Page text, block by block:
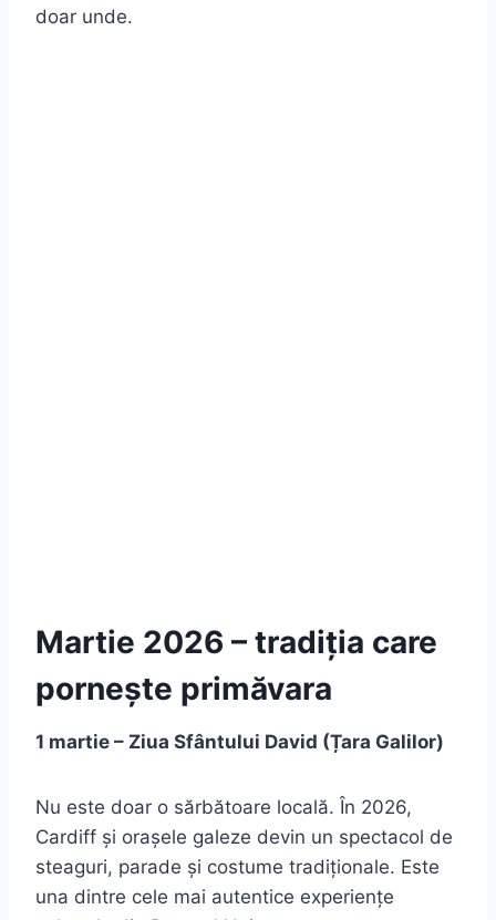
doar unde.
Martie 2026 – tradiția care
pornește primăvara
1 martie – Ziua Sfântului David (Țara Galilor)
Nu este doar o sărbătoare locală. În 2026,
Cardiff și orașele galeze devin un spectacol de
steaguri, parade și costume tradiționale. Este
una dintre cele mai autentice experiențe